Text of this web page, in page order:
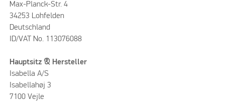
Max-Planck-Str. 4
34253 Lohfelden
Deutschland
ID/VAT No. 113076088
Hauptsitz & Hersteller
Isabella A/S
Isabellahøj 3
7100 Vejle